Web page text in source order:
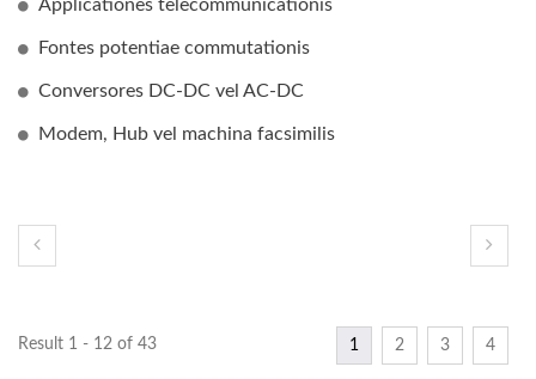
Applicationes telecommunicationis
Fontes potentiae commutationis
Conversores DC-DC vel AC-DC
Modem, Hub vel machina facsimilis
Result 1 - 12 of 43 1 2 3 4